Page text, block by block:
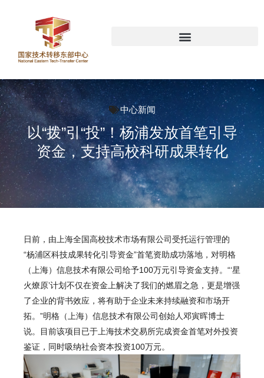
中心新闻
以“拨”引“投”！杨浦发放首笔引导
资金，支持高校科研成果转化
日前，由上海全国高校技术市场有限公司受托运行管理的
“杨浦区科技成果转化引导资金”首笔资助成功落地，对明格
（上海）信息技术有限公司给予100万元引导资金支持。“‘星
火燎原’计划不仅在资金上解决了我们的燃眉之急，更是增强
了企业的背书效应，将有助于企业未来持续融资和市场开
拓。”明格（上海）信息技术有限公司创始人邓寅晖博士
说。目前该项目已于上海技术交易所完成资金首笔对外投资
鉴证，同时吸纳社会资本投资100万元。